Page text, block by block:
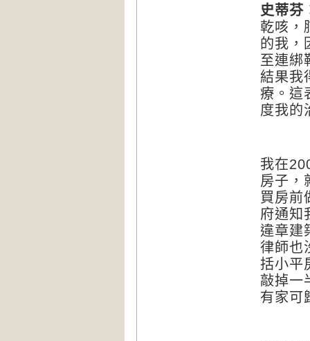
史蒂芬
乾咳，
的我，
至連綁
結果我
療。這
度我的
我在
房子，
買房前
府通知
違章建
律師也
括小平
敲掉一
有家可